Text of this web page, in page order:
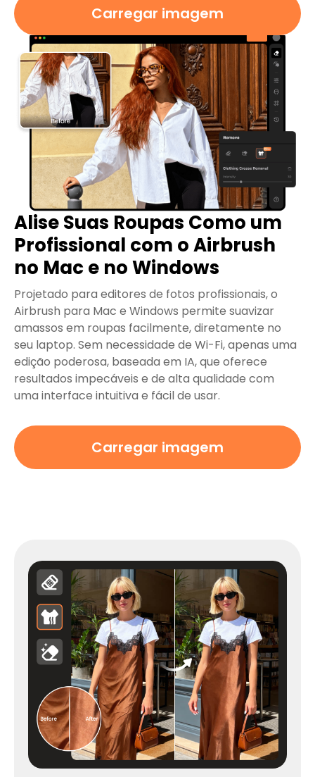
Carregar imagem
Alise Suas Roupas Como um
Profissional com o Airbrush
no Mac e no Windows
Projetado para editores de fotos profissionais, o
Airbrush para Mac e Windows permite suavizar
amassos em roupas facilmente, diretamente no
seu laptop. Sem necessidade de Wi-Fi, apenas uma
edição poderosa, baseada em IA, que oferece
resultados impecáveis ​​e de alta qualidade com
uma interface intuitiva e fácil de usar.
Carregar imagem